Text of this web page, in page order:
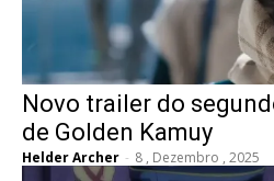
Novo trailer do
de Golden Kamuy
Helder Archer - 8 , Dezembro , 2025